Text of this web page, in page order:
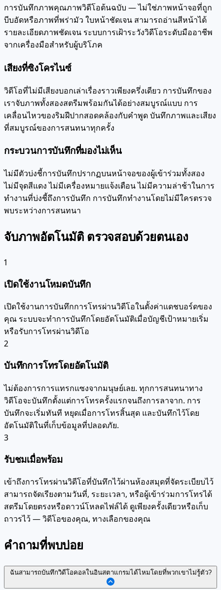
การบันทึกภาพคุณภาพวิดีโอต้นฉบับ — ไม่ใช่ภาพหน้าจอที่ถูก
บีบอัดหรือภาพที่พร่ามัว ใบหน้าชัดเจน สามารถอ่านสีหน้าได้
รายละเอียดภาพชัดเจน ระบบการเฝ้าระวังวิดีโอระดับมืออาชีพ
จากเครื่องมือสำหรับผู้บริโภค
เสียงที่ซิงโครไนซ์
วิดีโอที่ไม่มีเสียงบอกเล่าเรื่องราวเพียงครึ่งเดียว การบันทึกของ
เราจับภาพทั้งสองสตรีมพร้อมกันได้อย่างสมบูรณ์แบบ การ
เคลื่อนไหวของริมฝีปากสอดคล้องกับคำพูด บันทึกภาพและเสียง
ที่สมบูรณ์ของการสนทนาทุกครั้ง
กระบวนการบันทึกที่มองไม่เห็น
ไม่มีตัวบ่งชี้การบันทึกปรากฏบนหน้าจอของผู้เข้าร่วมทั้งสอง
ไม่มีจุดสีแดง ไม่มีเครื่องหมายแจ้งเตือน ไม่มีความล่าช้าในการ
ทำงานที่บ่งชี้ถึงการบันทึก การบันทึกทำงานโดยไม่มีใครตรวจ
พบระหว่างการสนทนา
จับภาพอัตโนมัติ ตรวจสอบด้วยตนเอง
1
เปิดใช้งานโหมดบันทึก
เปิดใช้งานการบันทึกการโทรผ่านวิดีโอในตั้งค่าแดชบอร์ดของ
คุณ ระบบจะทำการบันทึกโดยอัตโนมัติเมื่อบัญชีเป้าหมายเริ่ม
หรือรับการโทรผ่านวิดีโอ
2
บันทึกการโทรโดยอัตโนมัติ
ไม่ต้องการการแทรกแซงจากมนุษย์เลย. ทุกการสนทนาทาง
วิดีโอจะบันทึกตั้งแต่การโทรครั้งแรกจนถึงการลาจาก. การ
บันทึกจะเริ่มทันที หยุดเมื่อการโทรสิ้นสุด และบันทึกไว้โดย
อัตโนมัติในที่เก็บข้อมูลที่ปลอดภัย.
3
รับชมเมื่อพร้อม
เข้าถึงการโทรผ่านวิดีโอที่บันทึกไว้ผ่านห้องสมุดที่จัดระเบียบไว้
สามารถจัดเรียงตามวันที่, ระยะเวลา, หรือผู้เข้าร่วมการโทรได้
สตรีมโดยตรงหรือดาวน์โหลดไฟล์ได้ ดูเพียงครั้งเดียวหรือเก็บ
ถาวรไว้ — วิดีโอของคุณ, ทางเลือกของคุณ
คำถามที่พบบ่อย
ฉันสามารถบันทึกวิดีโอคอลในอินสตาแกรมได้ไหมโดยที่พวกเขาไม่รู้ตัว?